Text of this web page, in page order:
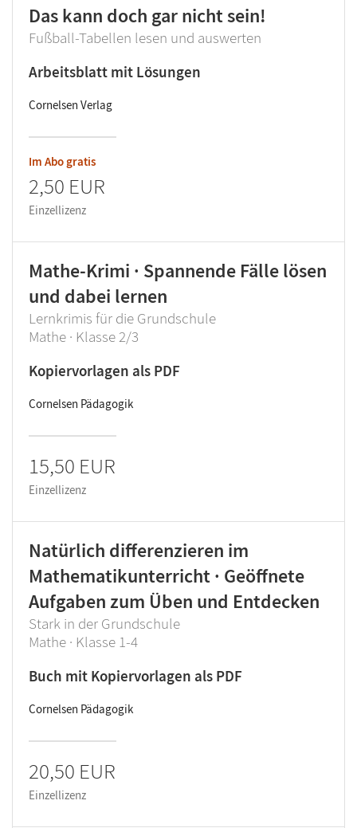
Das kann doch gar nicht sein!
Fußball-Tabellen lesen und auswerten
Arbeitsblatt mit Lösungen
Cornelsen Verlag
Im Abo gratis
2,50 EUR
Einzellizenz
Mathe-Krimi · Spannende Fälle lösen
und dabei lernen
Lernkrimis für die Grundschule
Mathe · Klasse 2/3
Kopiervorlagen als PDF
Cornelsen Pädagogik
15,50 EUR
Einzellizenz
Natürlich differenzieren im
Mathematikunterricht · Geöffnete
Aufgaben zum Üben und Entdecken
Stark in der Grundschule
Mathe · Klasse 1-4
Buch mit Kopiervorlagen als PDF
Cornelsen Pädagogik
20,50 EUR
Einzellizenz